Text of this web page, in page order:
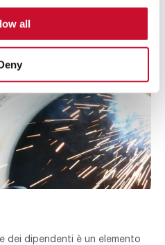
all
dei dipendenti è un elemento